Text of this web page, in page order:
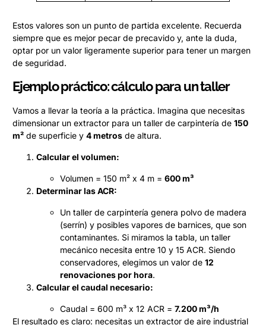
Estos valores son un punto de partida excelente. Recuerda
siempre que es mejor pecar de precavido y, ante la duda,
optar por un valor ligeramente superior para tener un margen
de seguridad.
Ejemplo práctico: cálculo para un taller
Vamos a llevar la teoría a la práctica. Imagina que necesitas
dimensionar un extractor para un taller de carpintería de 150
m² de superficie y 4 metros de altura.
Calcular el volumen:
Volumen = 150 m² x 4 m = 600 m³
Determinar las ACR:
Un taller de carpintería genera polvo de madera
(serrín) y posibles vapores de barnices, que son
contaminantes. Si miramos la tabla, un taller
mecánico necesita entre 10 y 15 ACR. Siendo
conservadores, elegimos un valor de 12
renovaciones por hora.
Calcular el caudal necesario:
Caudal = 600 m³ x 12 ACR = 7.200 m³/h
El resultado es claro: necesitas un extractor de aire industrial